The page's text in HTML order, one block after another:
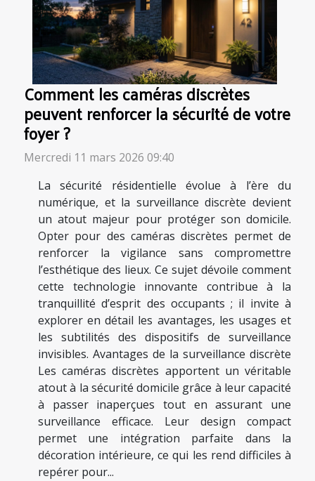
Comment les caméras discrètes
peuvent renforcer la sécurité de votre
foyer ?
Mercredi 11 mars 2026 09:40
La sécurité résidentielle évolue à l’ère du
numérique, et la surveillance discrète devient
un atout majeur pour protéger son domicile.
Opter pour des caméras discrètes permet de
renforcer la vigilance sans compromettre
l’esthétique des lieux. Ce sujet dévoile comment
cette technologie innovante contribue à la
tranquillité d’esprit des occupants ; il invite à
explorer en détail les avantages, les usages et
les subtilités des dispositifs de surveillance
invisibles. Avantages de la surveillance discrète
Les caméras discrètes apportent un véritable
atout à la sécurité domicile grâce à leur capacité
à passer inaperçues tout en assurant une
surveillance efficace. Leur design compact
permet une intégration parfaite dans la
décoration intérieure, ce qui les rend difficiles à
repérer pour...